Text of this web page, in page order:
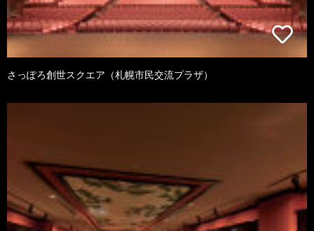
さっぽろ創世スクエア（札幌市民交流プラザ）